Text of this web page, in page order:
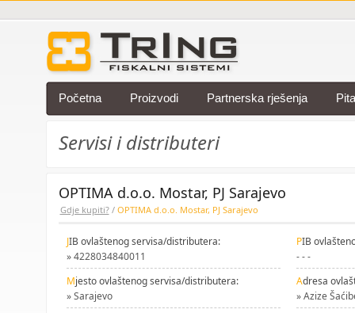
Početna Proizvodi Partnerska rješenja
Servisi i distributeri
OPTIMA d.o.o. Mostar, PJ Sarajevo
Gdje kupiti? / OPTIMA d.o.o. Mostar, PJ Sarajevo
JIB ovlaštenog servisa/distributera:
» 4228034840011
PIB
- - -
Mjesto ovlaštenog servisa/distributera:
» Sarajevo
Adresa
» Azize